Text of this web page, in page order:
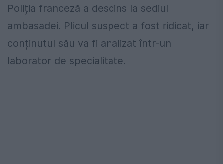
Poliția franceză a descins la sediul
ambasadei. Plicul suspect a fost ridicat, iar
conținutul său va fi analizat într-un
laborator de specialitate.